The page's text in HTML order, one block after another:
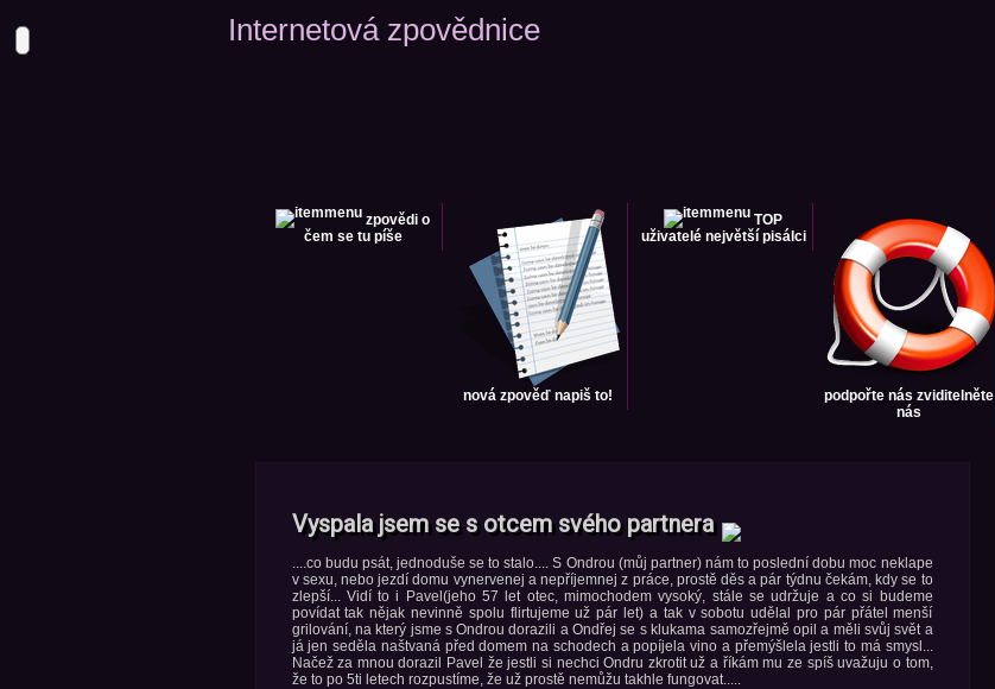
Internetová zpovědnice
zpovědi o
čem se tu píše
nová zpověď napiš to!
TOP
uživatelé největší pisálci
podpořte nás zviditelněte
nás
Vyspala jsem se s otcem svého partnera
....co budu psát, jednoduše se to stalo.... S Ondrou (můj partner) nám to poslední dobu moc neklape
v sexu, nebo jezdí domu vynervenej a nepříjemnej z práce, prostě děs a pár týdnu čekám, kdy se to
zlepší... Vidí to i Pavel(jeho 57 let otec, mimochodem vysoký, stále se udržuje a co si budeme
povídat tak nějak nevinně spolu flirtujeme už pár let) a tak v sobotu udělal pro pár přátel menší
grilování, na který jsme s Ondrou dorazili a Ondřej se s klukama samozřejmě opil a měli svůj svět a
já jen seděla naštvaná před domem na schodech a popíjela vino a přemýšlela jestli to má smysl...
Načež za mnou dorazil Pavel že jestli si nechci Ondru zkrotit už a říkám mu ze spíš uvažuju o tom,
že to po 5ti letech rozpustíme, že už prostě nemůžu takhle fungovat.....